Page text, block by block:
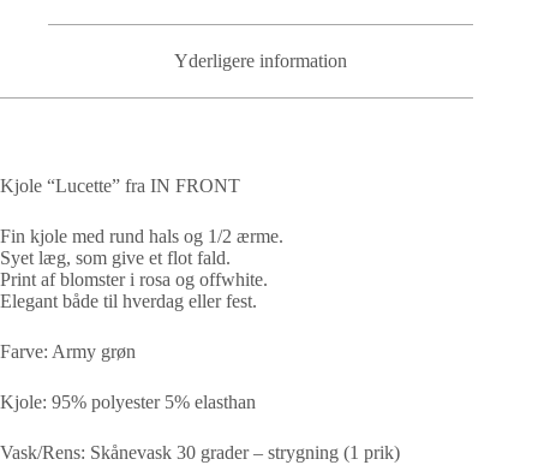
Yderligere information
Kjole “Lucette” fra IN FRONT
Fin kjole med rund hals og 1/2 ærme.
Syet læg, som give et flot fald.
Print af blomster i rosa og offwhite.
Elegant både til hverdag eller fest.
Farve: Army grøn
Kjole: 95% polyester 5% elasthan
Vask/Rens: Skånevask 30 grader – strygning (1 prik)